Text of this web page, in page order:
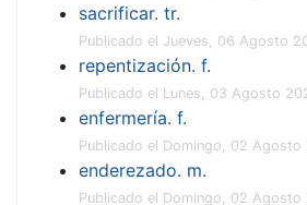
sacrificar. tr.
Publicado el Jueves, 06 Agosto
repentización. f.
Publicado el Lunes, 03 Agosto
enfermería. f.
Publicado el Domingo, 02 Agosto
enderezado. m.
Publicado el Domingo, 02 Agosto